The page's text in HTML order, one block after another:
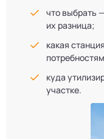
что выбрать
их разница;
какая
куда
участке.